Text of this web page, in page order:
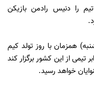
را دنیس رادمن بازیکن
همزمان با روز تولد کیم
تیمی از این کشور برگزار کند
خواهد رسید.